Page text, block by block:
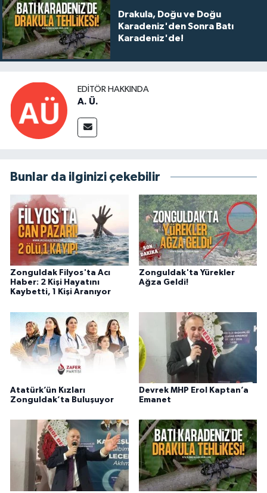
Drakula, Doğu ve Doğu
Karadeniz'den Sonra Batı
Karadeniz'de!
EDITÖR HAKKINDA
A. Ü.
Bunlar da ilginizi çekebilir
Zonguldak Filyos'ta Acı
Haber: 2 Kişi Hayatını
Kaybetti, 1 Kişi Aranıyor
Zonguldak'ta Yürekler
Ağza Geldi!
Atatürk’ün Kızları
Zonguldak’ta Buluşuyor
Devrek MHP Erol Kaptan’a
Emanet